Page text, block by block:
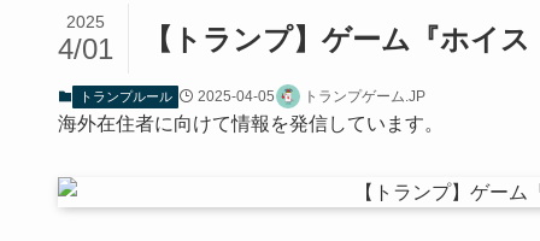
【トランプ】ゲーム『ホイ
2025
4/01
トランプルール 2025-04-05 トランプゲーム.JP
海外在住者に向けて情報を発信しています。